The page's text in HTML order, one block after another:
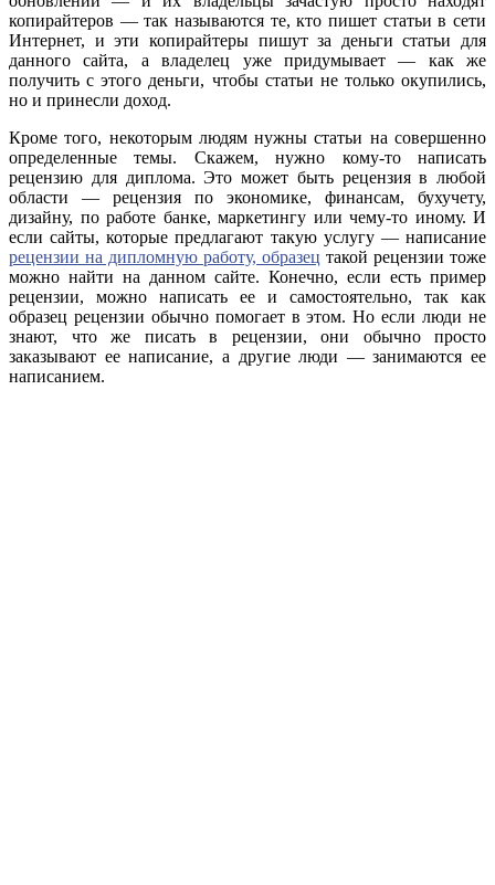
копирайтеров — так называются те, кто пишет статьи в сети
Интернет, и эти копирайтеры пишут за деньги статьи для
данного сайта, а владелец уже придумывает — как же
получить с этого деньги, чтобы статьи не только окупились,
но и принесли доход.
Кроме того, некоторым людям нужны статьи на совершенно
определенные темы. Скажем, нужно кому-то написать
рецензию для диплома. Это может быть рецензия в любой
области — рецензия по экономике, финансам, бухучету,
дизайну, по работе банке, маркетингу или чему-то иному. И
если сайты, которые предлагают такую услугу — написание
рецензии на дипломную работу, образец такой рецензии тоже
можно найти на данном сайте. Конечно, если есть пример
рецензии, можно написать ее и самостоятельно, так как
образец рецензии обычно помогает в этом. Но если люди не
знают, что же писать в рецензии, они обычно просто
заказывают ее написание, а другие люди — занимаются ее
написанием.